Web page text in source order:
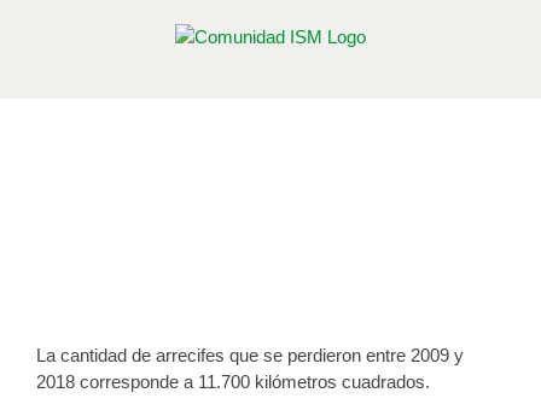
La cantidad de arrecifes que se perdieron entre 2009 y
2018 corresponde a 11.700 kilómetros cuadrados.